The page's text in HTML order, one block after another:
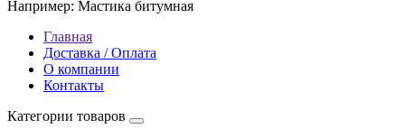
Например: Мастика битумная
Главная
Доставка / Оплата
О компании
Контакты
Категории товаров